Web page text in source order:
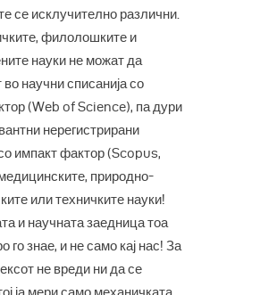
се исклучително различни.
филолошките и
науки не можат да
во научни списанија со
(Web of Science), па дури
нерегистрирани
импакт фактор (Scopus,
природно-
или техничките науки!
и научната заедница тоа
го знае, и не само кај нас! За
не вреди ни да се